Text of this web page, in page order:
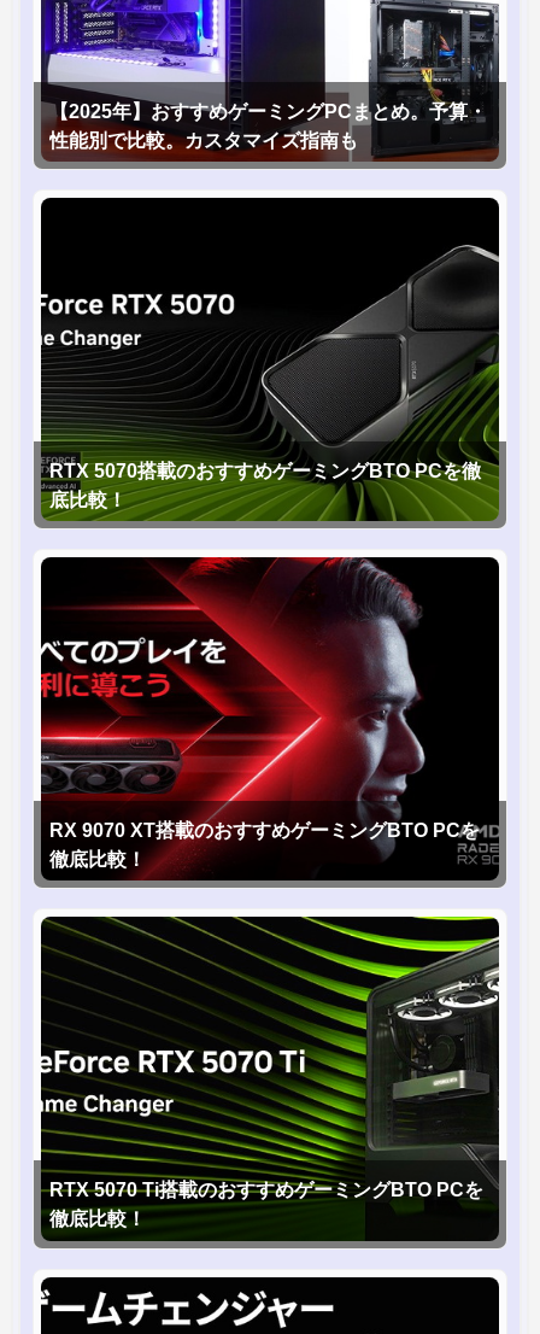
【2025年】おすすめゲーミングPCまとめ。予算・
性能別で比較。カスタマイズ指南も
RTX 5070搭載のおすすめゲーミングBTO PCを徹
底比較！
RX 9070 XT搭載のおすすめゲーミングBTO PCを
徹底比較！
RTX 5070 Ti搭載のおすすめゲーミングBTO PCを
徹底比較！